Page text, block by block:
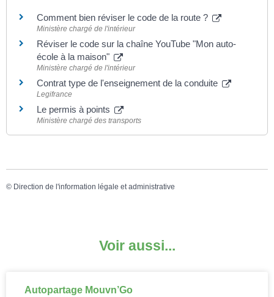
Comment bien réviser le code de la route ?
Ministère chargé de l'intérieur
Réviser le code sur la chaîne YouTube "Mon auto-
école à la maison"
Ministère chargé de l'intérieur
Contrat type de l'enseignement de la conduite
Legifrance
Le permis à points
Ministère chargé des transports
© Direction de l'information légale et administrative
Voir aussi...
Autopartage Mouvn’Go